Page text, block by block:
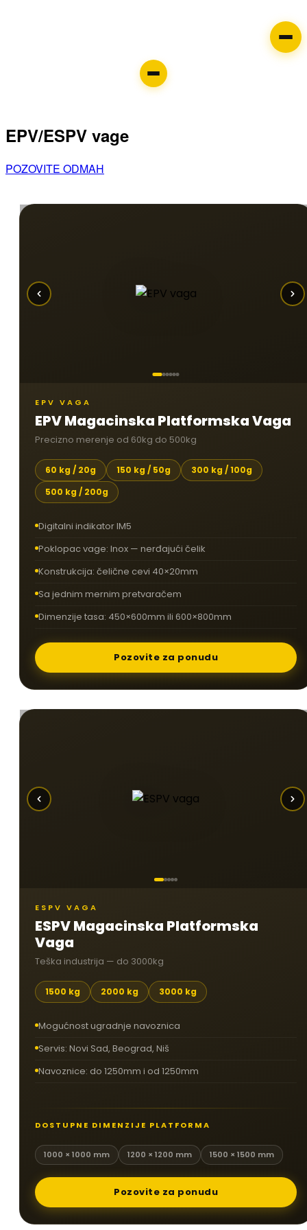
EPV/ESPV vage
POZOVITE ODMAH
EPV VAGA
EPV Magacinska Platformska Vaga
Precizno merenje od 60kg do 500kg
60 kg / 20g 150 kg / 50g
300 kg / 100g
500 kg / 200g
Digitalni indikator IM5
Poklopac vage: Inox — nerđajući čelik
Konstrukcija: čelične cevi 40×20mm
Sa jednim mernim pretvaračem
Dimenzije tasa: 450×600mm ili 600×800mm
Pozovite za ponudu
ESPV VAGA
ESPV Magacinska Platformska
Vaga
Teška industrija — do 3000kg
1500 kg 2000 kg 3000 kg
Mogućnost ugradnje navoznica
Servis: Novi Sad, Beograd, Niš
Navoznice: do 1250mm i od 1250mm
DOSTUPNE DIMENZIJE PLATFORMA
1000 × 1000 mm 1200 × 1200 mm 1500 × 1500 mm
Pozovite za ponudu